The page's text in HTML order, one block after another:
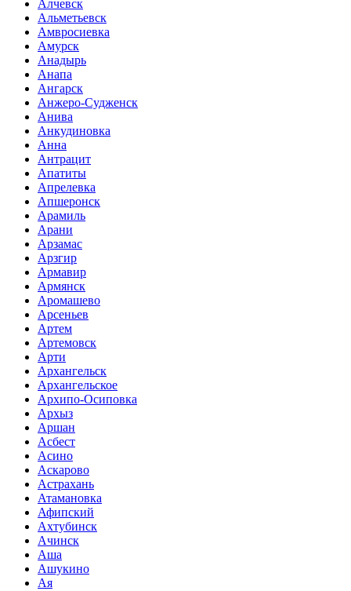
Алчевск
Альметьевск
Амвросиевка
Амурск
Анадырь
Анапа
Ангарск
Анжеро-Судженск
Анива
Анкудиновка
Анна
Антрацит
Апатиты
Апрелевка
Апшеронск
Арамиль
Арани
Арзамас
Арзгир
Армавир
Армянск
Аромашево
Арсеньев
Артем
Артемовск
Арти
Архангельск
Архангельское
Архипо-Осиповка
Архыз
Аршан
Асбест
Асино
Аскарово
Астрахань
Атамановка
Афипский
Ахтубинск
Ачинск
Аша
Ашукино
Ая